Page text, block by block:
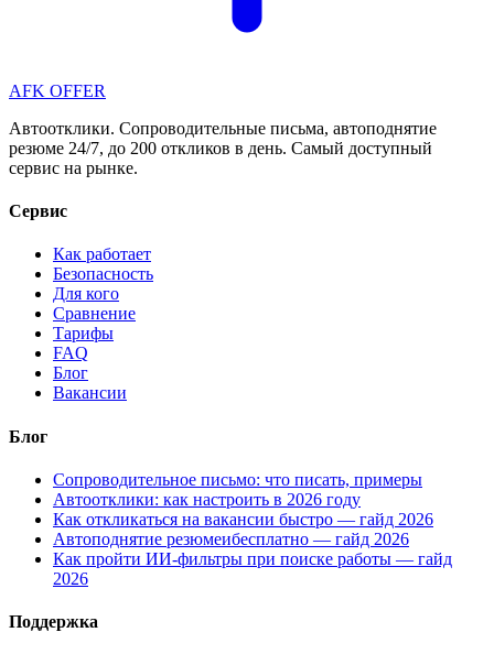
AFK OFFER
Автоотклики. Сопроводительные письма, автоподнятие
резюме 24/7, до 200 откликов в день. Самый доступный
сервис на рынке.
Сервис
Как работает
Безопасность
Для кого
Сравнение
Тарифы
FAQ
Блог
Вакансии
Блог
Сопроводительное письмо: что писать, примеры
Автоотклики: как настроить в 2026 году
Как откликаться на вакансии быстро — гайд 2026
Автоподнятие резюмеибесплатно — гайд 2026
Как пройти ИИ-фильтры при поиске работы — гайд
2026
Поддержка